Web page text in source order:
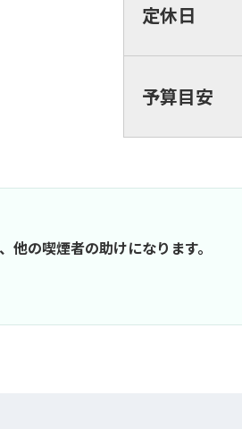
定休日
予算目安
の喫煙者の助けになります。